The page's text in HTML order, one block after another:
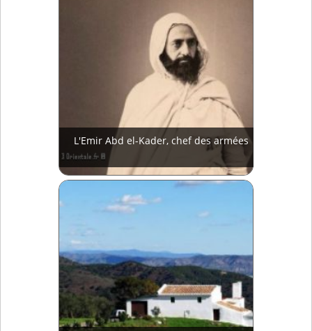
L'Emir Abd el-Kader, chef des armées